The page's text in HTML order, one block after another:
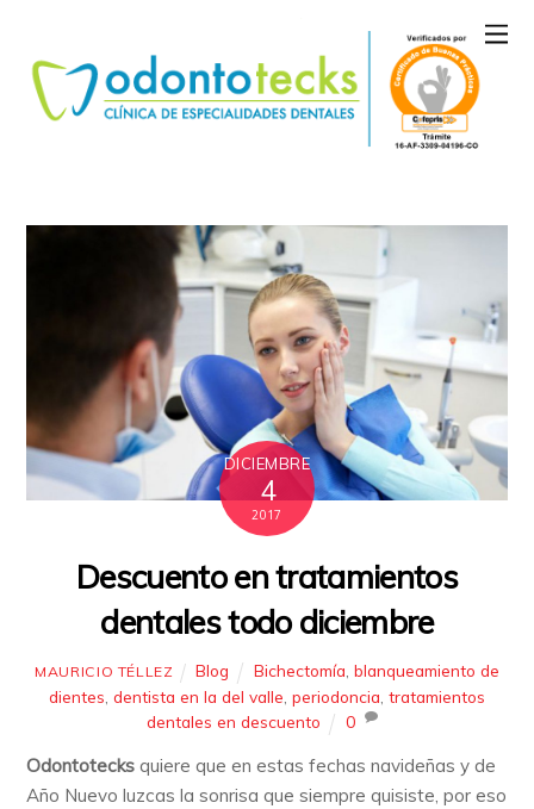
DICIEMBRE
4
2017
Descuento en tratamientos
dentales todo diciembre
MAURICIO TÉLLEZ Blog Bichectomía blanqueamiento de
dientes dentista en la del valle periodoncia tratamientos
dentales en descuento
0
Odontotecks quiere que en estas fechas navideñas y de
Año Nuevo luzcas la sonrisa que siempre quisiste, por eso